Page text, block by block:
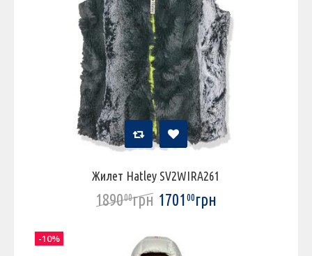
Жилет Hatley SV2WIRA261
189000грн 170100грн
-10%